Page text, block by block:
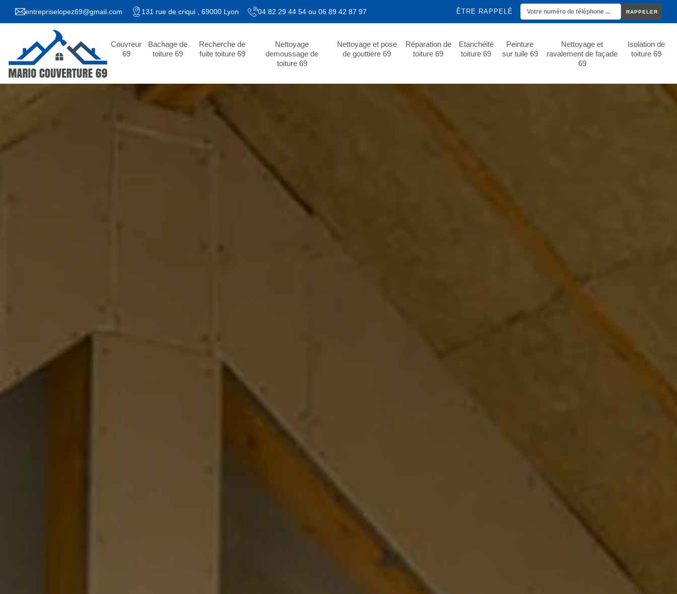
entrepriselopez69@gmail.com 131 rue de criqui , 69000 Lyon 04 82 29 44 54 ou 06 89 42 87 97 ÊTRE RAPPELÉ
Couvreur
69
Bachage de
toiture 69
Recherche de
fuite toiture 69
Nettoyage
demoussage de
toiture 69
Nettoyage et pose
de gouttière 69
Réparation de
toiture 69
Etanchéité
toiture 69
Peinture
sur tuile 69
Nettoyage et
ravalement de façade
69
Isolation de
toiture 69